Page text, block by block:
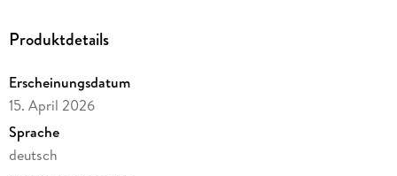
Pädagogen entwickelt.
Produktdetails
Erscheinungsdatum
15. April 2026
Sprache
deutsch